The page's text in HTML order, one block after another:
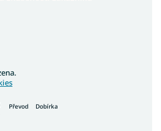
Převod Dobírka